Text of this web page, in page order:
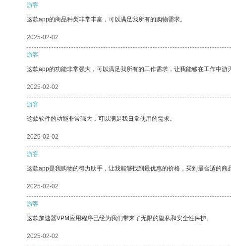
游客
这款app的商品种类非常丰富，可以满足我所有的购物需求。
2025-02-02
游客
这款app的功能非常强大，可以满足我所有的工作需求，让我能够在工作中游
2025-02-02
游客
这款软件的功能非常强大，可以满足我日常使用的需求。
2025-02-02
游客
这款app是我购物的得力助手，让我能够找到最优惠的价格，买到最合适的商
2025-02-02
游客
这款加速器VPM应用程序已经为我们带来了无限的隐私和安全性保护。
2025-02-02